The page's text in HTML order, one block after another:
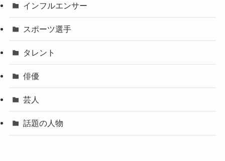
インフルエンサー
スポーツ選手
タレント
俳優
芸人
話題の人物